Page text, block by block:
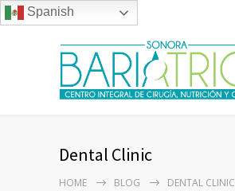
Spanish
Dental Clinic
HOME BLOG DENTAL CLINIC